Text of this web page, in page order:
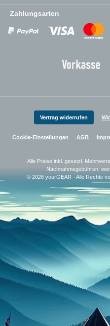
Zahlungsarten
Zahlungsanbieter
Vertrag widerrufen
Cookie-Einstellungen AGB
Alle Preise inkl. gesetzl.
Nachnahmegebühren,
© 2026 yourGEAR - Alle Rechte